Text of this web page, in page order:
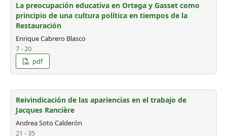
La preocupación educativa en Ortega y Gasset como
principio de una cultura política en tiempos de la
Restauración
Enrique Cabrero Blasco
7 - 20
pdf
Reivindicación de las apariencias en el trabajo de
Jacques Rancière
Andrea Soto Calderón
21 - 35